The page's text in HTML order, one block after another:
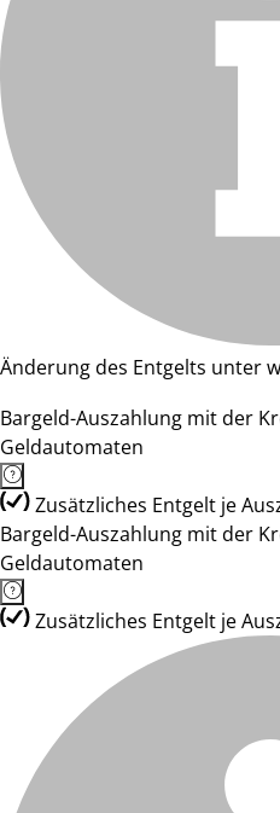
Änderung des Entgelts unter
Bargeld-Auszahlung mit der
Geldautomaten
Zusätzliches Entgelt je
Bargeld-Auszahlung mit der
Geldautomaten
Zusätzliches Entgelt je